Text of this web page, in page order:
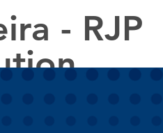
- RJP